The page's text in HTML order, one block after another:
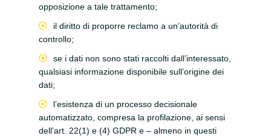
opposizione a tale trattamento;
il diritto di proporre reclamo a un’autorità di
controllo;
se i dati non sono stati raccolti dall’interessato,
qualsiasi informazione disponibile sull’origine dei
dati;
l’esistenza di un processo decisionale
automatizzato, compresa la profilazione, ai sensi
dell’art. 22(1) e (4) GDPR e – almeno in questi